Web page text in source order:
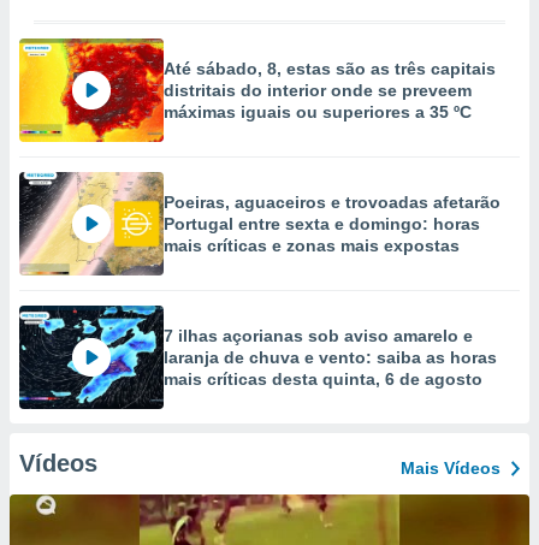
Até sábado, 8, estas são as três capitais
distritais do interior onde se preveem
máximas iguais ou superiores a 35 ºC
Poeiras, aguaceiros e trovoadas afetarão
Portugal entre sexta e domingo: horas
mais críticas e zonas mais expostas
7 ilhas açorianas sob aviso amarelo e
laranja de chuva e vento: saiba as horas
mais críticas desta quinta, 6 de agosto
Vídeos Mais Vídeos